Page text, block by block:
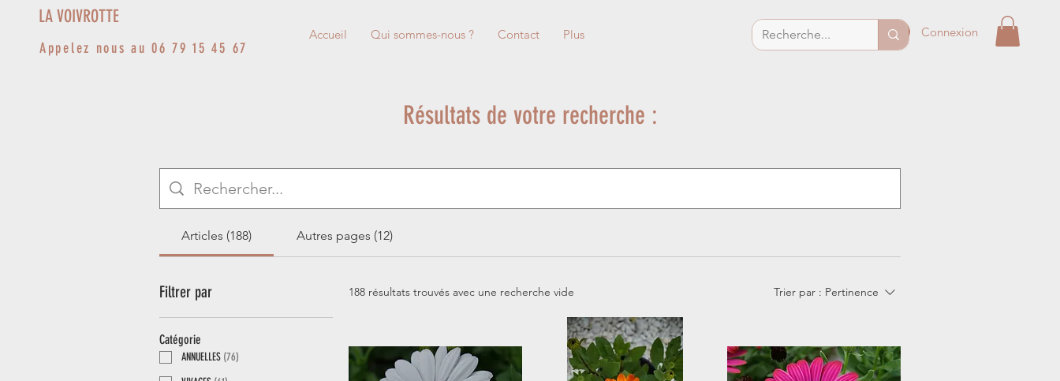
LA VOIVROTTE
Appelez nous au 06 79 15 45 67
Accueil Qui sommes-nous ? Contact Plus Connexion
Résultats de votre recherche :
Articles (188) Autres pages (12)
Filtrer par
Catégorie
ANNUELLES (76)
188 résultats trouvés avec une recherche vide Trier par : Pertinence